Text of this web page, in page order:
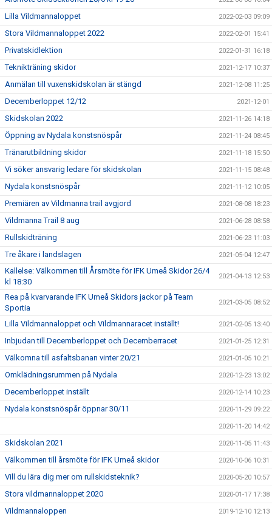
Lilla Vildmannaloppet 2022-02-03 09:09
Stora Vildmannaloppet 2022 2022-02-01 15:41
Privatskidlektion 2022-01-31 16:18
Teknikträning skidor 2021-12-17 10:37
Anmälan till vuxenskidskolan är stängd 2021-12-08 11:25
Decemberloppet 12/12 2021-12-01
Skidskolan 2022 2021-11-26 14:18
Öppning av Nydala konstsnöspår 2021-11-24 08:45
Tränarutbildning skidor 2021-11-18 15:50
Vi söker ansvarig ledare för skidskolan 2021-11-15 08:48
Nydala konstsnöspår 2021-11-12 10:05
Premiären av Vildmanna trail avgjord 2021-08-08 18:23
Vildmanna Trail 8 aug 2021-06-28 08:58
Rullskidträning 2021-06-23 11:03
Tre åkare i landslagen 2021-05-04 12:47
Kallelse: Välkommen till Årsmöte för IFK Umeå Skidor 26/4
kl 18:30
2021-04-13 12:53
Rea på kvarvarande IFK Umeå Skidors jackor på Team
Sportia
2021-03-05 08:52
Lilla Vildmannaloppet och Vildmannaracet inställt! 2021-02-05 13:40
Inbjudan till Decemberloppet och Decemberracet 2021-01-25 12:31
Välkomna till asfaltsbanan vinter 20/21 2021-01-05 10:21
Omklädningsrummen på Nydala 2020-12-23 13:02
Decemberloppet inställt 2020-12-14 10:23
Nydala konstsnöspår öppnar 30/11 2020-11-29 09:22
2020-11-20 14:42
Skidskolan 2021 2020-11-05 11:43
Välkommen till årsmöte för IFK Umeå skidor 2020-10-06 10:31
Vill du lära dig mer om rullskidsteknik? 2020-05-20 10:57
Stora vildmannaloppet 2020 2020-01-17 17:38
Vildmannaloppen 2019-12-10 12:13